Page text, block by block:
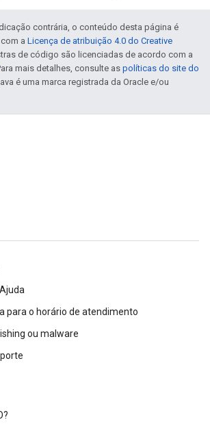
contrária, o conteúdo desta página é
a Licença de atribuição 4.0 do Creative
de código são licenciadas de acordo com a
mais detalhes, consulte as políticas do site do
é uma marca registrada da Oracle e/ou
para o horário de atendimento
ou malware